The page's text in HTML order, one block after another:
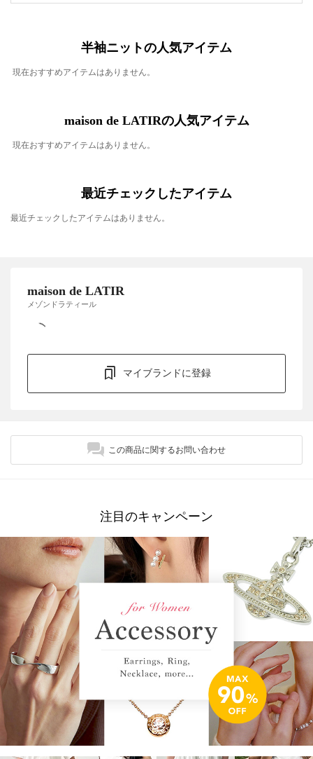
半袖ニットの人気アイテム
現在おすすめアイテムはありません。
maison de LATIRの人気アイテム
現在おすすめアイテムはありません。
最近チェックしたアイテム
最近チェックしたアイテムはありません。
maison de LATIR
メゾンドラティール
マイブランドに登録
この商品に関するお問い合わせ
注目のキャンペーン